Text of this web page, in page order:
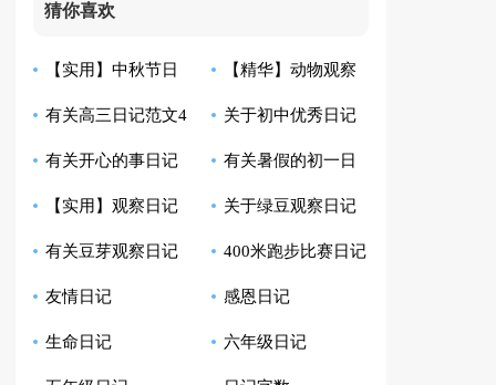
猜你喜欢
【实用】中秋节日
记范文集合10篇
【精华】动物观察
日记汇编十篇
有关高三日记范文4
篇
关于初中优秀日记
五篇
有关开心的事日记
范文九篇
有关暑假的初一日
记
【实用】观察日记
范文七篇
关于绿豆观察日记
模板汇总5篇
有关豆芽观察日记
汇编六篇
400米跑步比赛日记
友情日记 感恩日记
生命日记 六年级日记